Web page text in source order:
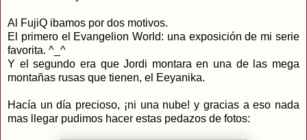
Al FujiQ ibamos por dos motivos.
El primero el Evangelion World: una exposición de mi serie
favorita. ^_^
Y el segundo era que Jordi montara en una de las mega
montañas rusas que tienen, el Eeyanika.
Hacía un día precioso, ¡ni una nube! y gracias a eso nada
mas llegar pudimos hacer estas pedazos de fotos: